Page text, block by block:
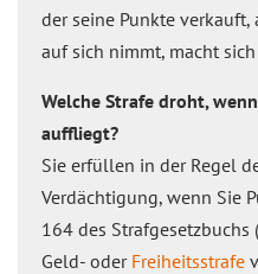
der seine Punkte
auf sich nimmt, macht sich
Welche Strafe droht,
auffliegt?
Sie erfüllen in der Regel
Verdächtigung, wenn Sie
164 des Strafgesetzbuchs
Geld- oder Freiheitsstrafe